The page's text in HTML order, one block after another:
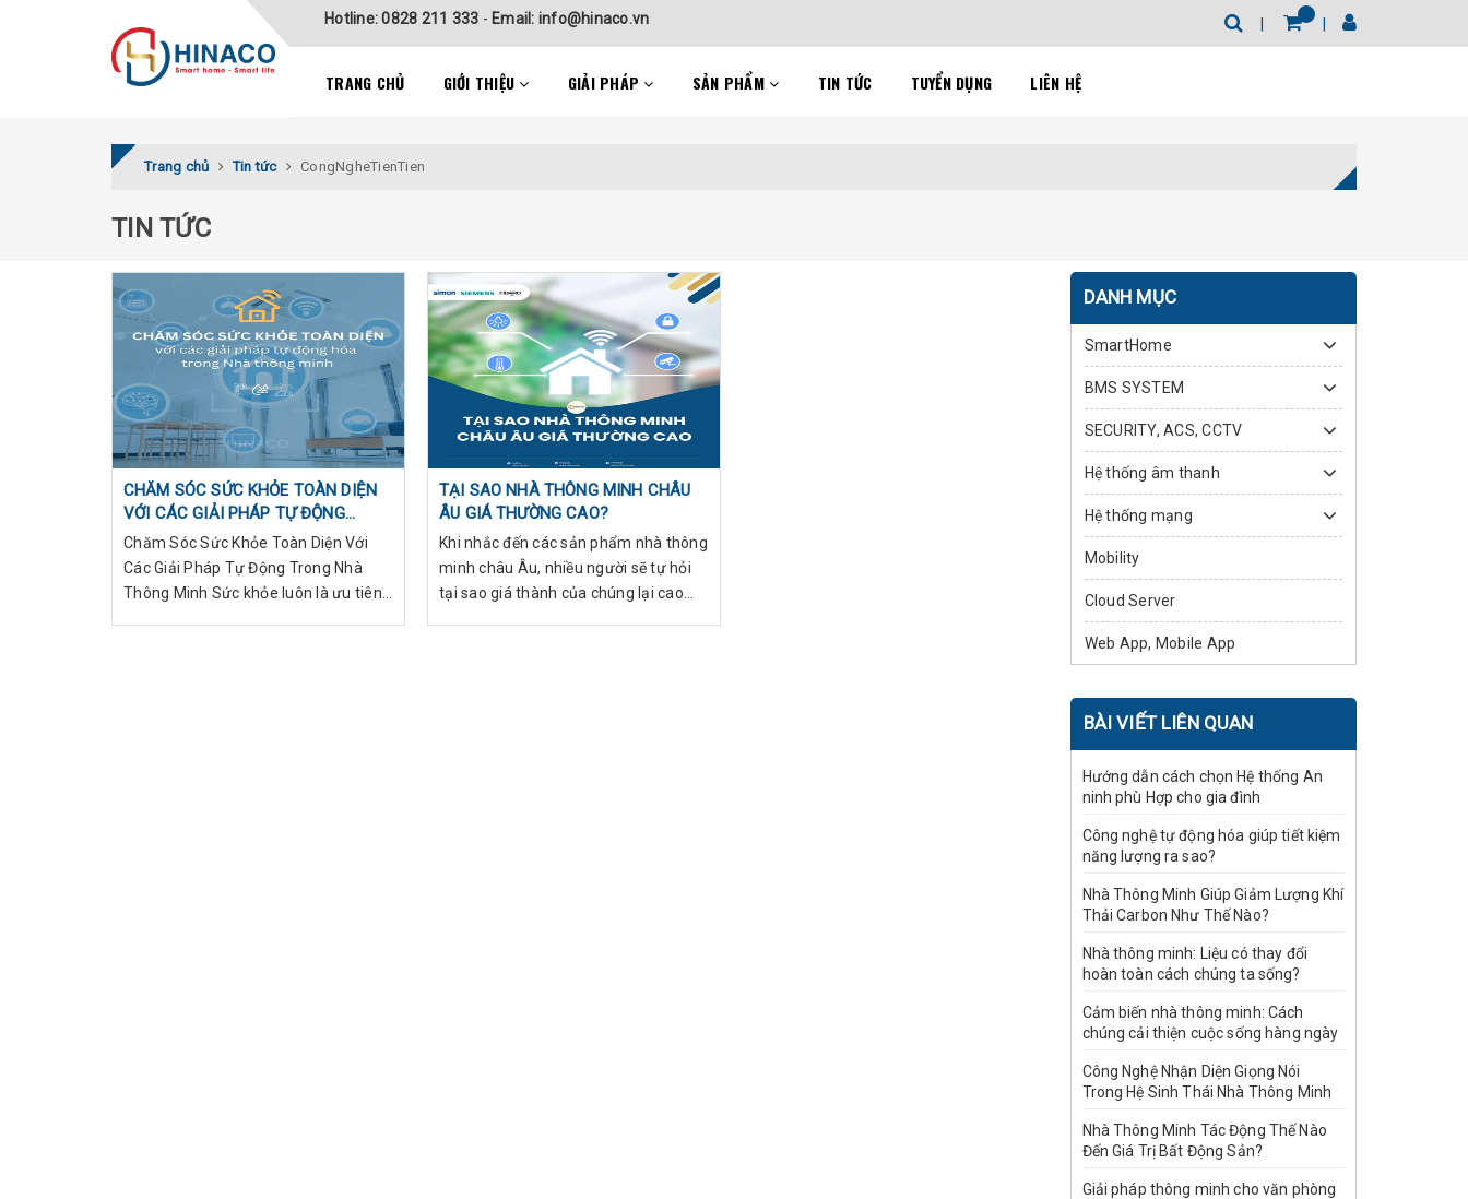
Hotline: 0828 211 333 - Email: info@hinaco.vn
TRANG CHỦ GIỚI THIỆU GIẢI PHÁP SẢN PHẨM TIN TỨC TUYỂN DỤNG LIÊN HỆ
Trang chủ Tin tức CongNgheTienTien
TIN TỨC
CHĂM SÓC SỨC KHỎE TOÀN DIỆN
VỚI CÁC GIẢI PHÁP TỰ ĐỘNG
TRONG NHÀ THÔNG MINH
Chăm Sóc Sức Khỏe Toàn Diện Với
Các Giải Pháp Tự Động Trong Nhà
Thông Minh Sức khỏe luôn là ưu tiên
TẠI SAO NHÀ THÔNG MINH CHÂU
ÂU GIÁ THƯỜNG CAO?
Khi nhắc đến các sản phẩm nhà thông
minh châu Âu, nhiều người sẽ tự hỏi
tại sao giá thành của chúng lại cao
DANH MỤC
SmartHome
BMS SYSTEM
SECURITY, ACS, CCTV
Hệ thống âm thanh
Hệ thống mạng
Mobility
Cloud Server
Web App, Mobile App
BÀI VIẾT LIÊN QUAN
Hướng dẫn cách chọn Hệ thống An
ninh phù Hợp cho gia đình
Công nghệ tự động hóa giúp tiết kiệm
năng lượng ra sao?
Nhà Thông Minh Giúp Giảm Lượng Khí
Thải Carbon Như Thế Nào?
Nhà thông minh: Liệu có thay đổi
hoàn toàn cách chúng ta sống?
Cảm biến nhà thông minh: Cách
chúng cải thiện cuộc sống hàng ngày
Công Nghệ Nhận Diện Giọng Nói
Trong Hệ Sinh Thái Nhà Thông Minh
Nhà Thông Minh Tác Động Thế Nào
Đến Giá Trị Bất Động Sản?
Giải pháp thông minh cho văn phòng